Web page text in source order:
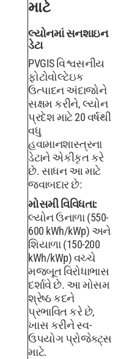
માટે
લ્યોનમાં સનશાઇન
ડેટા
PVGIS વિશ્વસનીય
ફોટોવોલ્ટેઇક
ઉત્પાદન અંદાજોને
સક્ષમ કરીને, લ્યોન
પ્રદેશ માટે 20 વર્ષથી
વધુ
હવામાનશાસ્ત્રના
ડેટાને એકીકૃત કરે
છે. સાધન આ માટે
જવાબદાર છે:
મોસમી વિવિધતા:
લ્યોન ઉનાળા (550-
600 kWh/kWp) અને
શિયાળા (150-200
kWh/kWp) વચ્ચે
મજબૂત વિરોધાભાસ
દર્શાવે છે. આ મોસમ
શ્રેષ્ઠ કદને
પ્રભાવિત કરે છે,
ખાસ કરીને સ્વ-
ઉપયોગ પ્રોજેક્ટ્સ
માટે.